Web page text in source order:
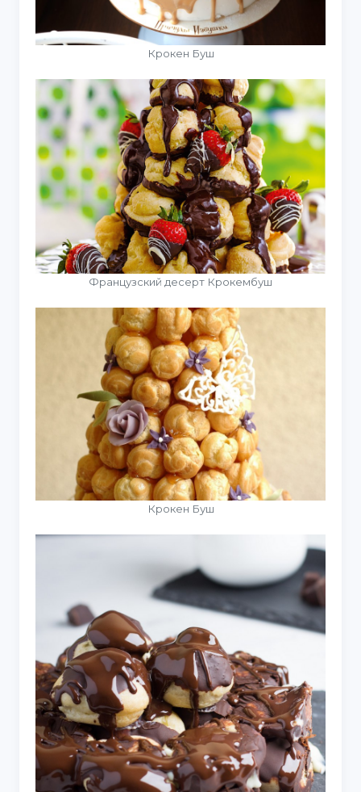
Крокен Буш
Французский десерт Крокембуш
Крокен Буш